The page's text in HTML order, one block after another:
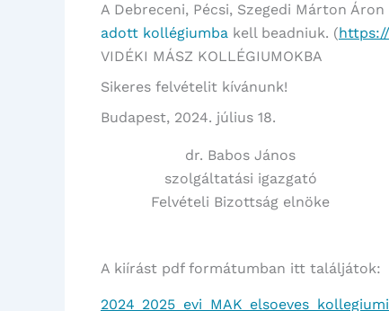
A Debreceni, Pécsi, Szegedi Márton
adott kollégiumba kell beadniuk. (
VIDÉKI MÁSZ KOLLÉGIUMOKBA
Sikeres felvételit kívánunk!
Budapest, 2024. július 18.
dr. Babos János
szolgáltatási igazgató
Felvételi Bizottság elnöke
A kiírást pdf formátumban itt találjátok: